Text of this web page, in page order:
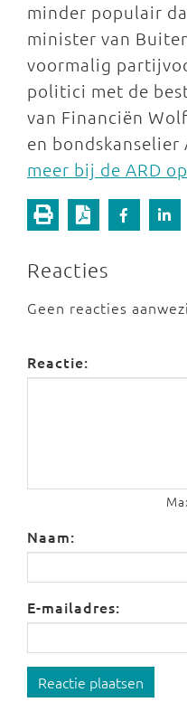
minder populair
minister van
voormalig
politici met de
van Financiën
en bondskanselier
meer bij de ARD
Reacties
Geen reacties
Reactie:
Naam:
E-mailadres:
Reactie plaatsen